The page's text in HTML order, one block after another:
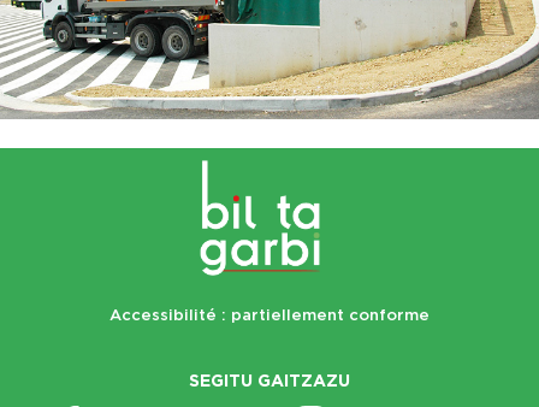
Accessibilité : partiellement conforme
SEGITU GAITZAZU